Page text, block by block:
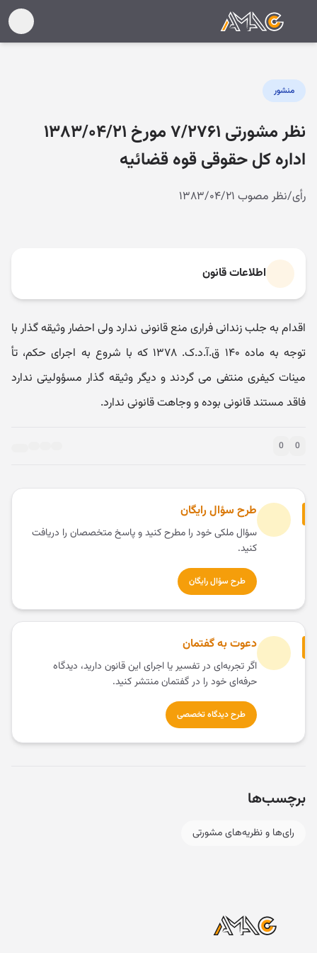
منشور
نظر مشورتی ۷/۲۷۶۱ مورخ ۱۳۸۳/۰۴/۲۱
اداره کل حقوقی قوه قضائیه
رأی/نظر مصوب ۱۳۸۳/۰۴/۲۱
اطلاعات قانون
اقدام به جلب زندانی فراری منع قانونی ندارد ولی احضار وثیقه گذار با
توجه به ماده ۱۴۰ ق.آ.د.ک. ۱۳۷۸ که با شروع به اجرای حکم، تأ
مینات کیفری منتفی می گردند و دیگر وثیقه گذار مسؤولیتی ندارد
فاقد مستند قانونی بوده و وجاهت قانونی ندارد.
0
0
طرح سؤال رایگان
سؤال ملکی خود را مطرح کنید و پاسخ متخصصان را دریافت
کنید.
طرح سؤال رایگان
دعوت به گفتمان
اگر تجربه‌ای در تفسیر یا اجرای این قانون دارید، دیدگاه
حرفه‌ای خود را در گفتمان منتشر کنید.
طرح دیدگاه تخصصی
برچسب‌ها
رای‌ها و نظریه‌های مشورتی